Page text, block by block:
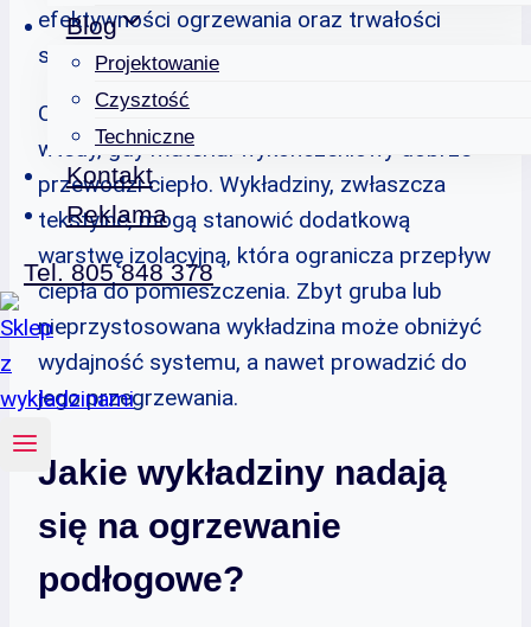
Blog
Projektowanie
Czysztość
Techniczne
Kontakt
Reklama
Tel. 805 848 378
efektywności ogrzewania oraz trwałości
samej wykładziny.
Ogrzewanie podłogowe działa najlepiej
wtedy, gdy materiał wykończeniowy dobrze
przewodzi ciepło. Wykładziny, zwłaszcza
tekstylne, mogą stanowić dodatkową
warstwę izolacyjną, która ogranicza przepływ
ciepła do pomieszczenia. Zbyt gruba lub
nieprzystosowana wykładzina może obniżyć
wydajność systemu, a nawet prowadzić do
jego przegrzewania.
Jakie wykładziny nadają
się na ogrzewanie
podłogowe?